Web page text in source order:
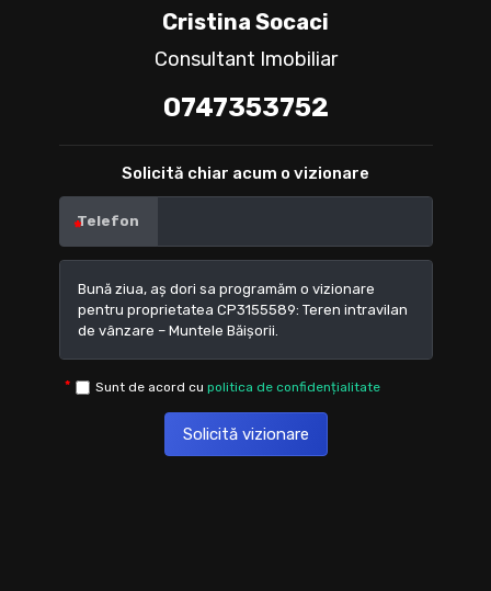
Cristina Socaci
Consultant Imobiliar
0747353752
Solicită chiar acum o vizionare
Telefon
Sunt de acord cu politica de confidențialitate
Solicită vizionare